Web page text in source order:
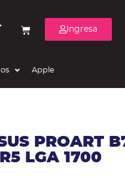
Ingresa
Apple
PROART
LGA 1700